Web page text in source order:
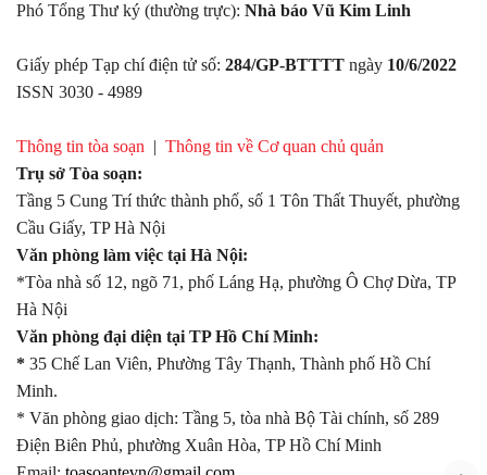
Phó Tổng Thư ký (thường trực): Nhà báo Vũ Kim Linh
Giấy phép Tạp chí điện tử số: 284/GP-BTTTT ngày 10/6/2022
ISSN 3030 - 4989
Thông tin tòa soạn | Thông tin về Cơ quan chủ quản
Trụ sở Tòa soạn:
Tầng 5 Cung Trí thức thành phố, số 1 Tôn Thất Thuyết, phường
Cầu Giấy, TP Hà Nội
Văn phòng làm việc tại Hà Nội:
*Tòa nhà số 12, ngõ 71, phố Láng Hạ, phường Ô Chợ Dừa, TP
Hà Nội
Văn phòng đại diện tại TP Hồ Chí Minh:
* 35 Chế Lan Viên, Phường Tây Thạnh, Thành phố Hồ Chí
Minh.
* Văn phòng giao dịch: Tầng 5, tòa nhà Bộ Tài chính, số 289
Điện Biên Phủ, phường Xuân Hòa, TP Hồ Chí Minh